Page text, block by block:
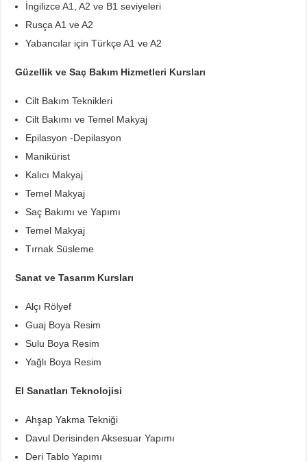
İngilizce A1, A2 ve B1 seviyeleri
Rusça A1 ve A2
Yabancılar için Türkçe A1 ve A2
Güzellik ve Saç Bakım Hizmetleri Kursları
Cilt Bakım Teknikleri
Cilt Bakımı ve Temel Makyaj
Epilasyon -Depilasyon
Manikürist
Kalıcı Makyaj
Temel Makyaj
Saç Bakımı ve Yapımı
Temel Makyaj
Tırnak Süsleme
Sanat ve Tasarım Kursları
Alçı Rölyef
Guaj Boya Resim
Sulu Boya Resim
Yağlı Boya Resim
El Sanatları Teknolojisi
Ahşap Yakma Tekniği
Davul Derisinden Aksesuar Yapımı
Deri Tablo Yapımı